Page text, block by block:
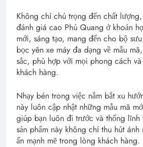
Không chỉ chú trọng đến chất lượng,
đánh giá cao Phú Quang ở khoản
mới, sáng tạo, mang đến cho bộ
bọc yên xe máy đa dạng về mẫu
sắc, phù hợp với mọi phong cách
khách hàng.
Nhạy bén trong việc nắm bắt xu
này luôn cập nhật những mẫu mã
giúp bạn luôn đi trước và thống
sản phẩm này không chỉ thu hút
ấn mạnh mẽ trong lòng khách hàng.